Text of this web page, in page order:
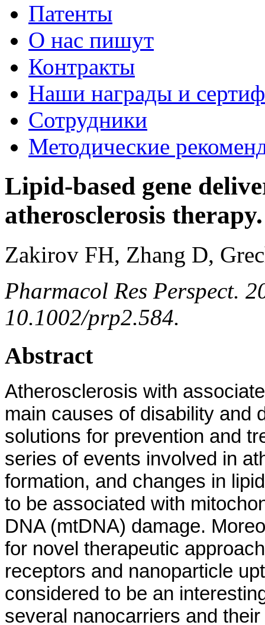
Патенты
О нас пишут
Контракты
Наши награды и
Сотрудники
Методические
Lipid-based gene
atherosclerosis therapy.
Zakirov FH, Zhang D,
Pharmacol Res Perspect.
10.1002/prp2.584.
Abstract
Atherosclerosis with
main causes of disability and
solutions for prevention and
series of events involved in
formation, and changes in
to be associated with
DNA (mtDNA) damage.
for novel therapeutic
receptors and nanoparticle
considered to be an
several nanocarriers and